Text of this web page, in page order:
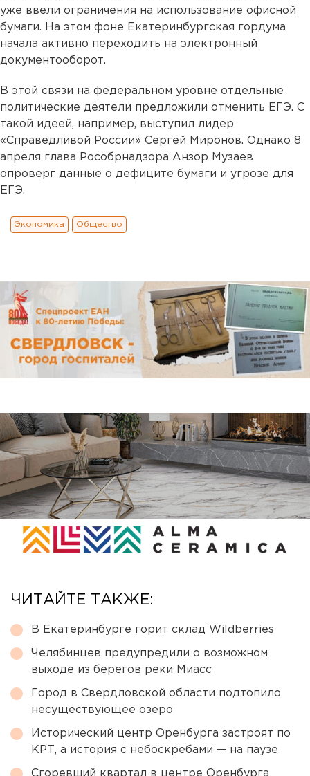
уже ввели ограничения на использование офисной
бумаги. На этом фоне Екатеринбургская гордума
начала активно переходить на электронный
документооборот.
В этой связи на федеральном уровне отдельные
политические деятели предложили отменить ЕГЭ. С
такой идеей, например, выступил лидер
«Справедливой России» Сергей Миронов. Однако 8
апреля глава Рособрнадзора Анзор Музаев
опроверг данные о дефиците бумаги и угрозе для
ЕГЭ.
Экономика Общество
ЧИТАЙТЕ ТАКЖЕ:
В Екатеринбурге горит склад Wildberries
Челябинцев предупредили о возможном
выходе из берегов реки Миасс
Город в Свердловской области подтопило
несуществующее озеро
Исторический центр Оренбурга застроят по
КРТ, а история с небоскребами — на паузе
Сгоревший квартал в центре Оренбурга